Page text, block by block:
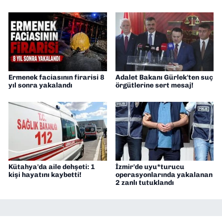
Ermenek faciasının firarisi 8
yıl sonra yakalandı
Adalet Bakanı Gürlek'ten suç
örgütlerine sert mesaj!
Kütahya'da aile dehşeti: 1
kişi hayatını kaybetti!
İzmir'de uyu*turucu
operasyonlarında yakalanan
2 zanlı tutuklandı